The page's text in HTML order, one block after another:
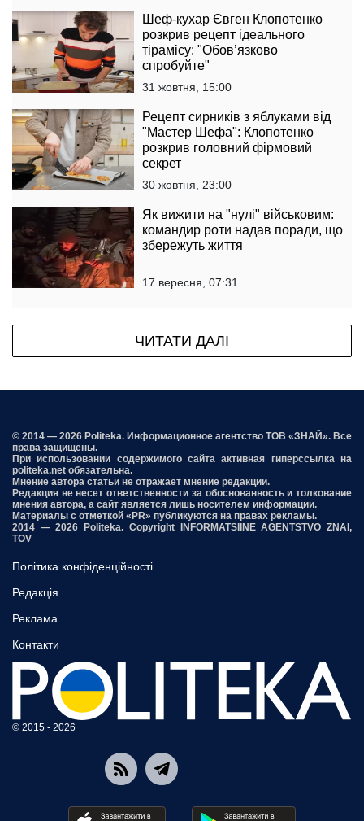
Шеф-кухар Євген Клопотенко
розкрив рецепт ідеального
тірамісу: "Обов’язково
спробуйте"
31 жовтня, 15:00
Рецепт сирників з яблуками від
"Мастер Шефа": Клопотенко
розкрив головний фірмовий
секрет
30 жовтня, 23:00
Як вижити на "нулі" військовим:
командир роти надав поради, що
збережуть життя
17 вересня, 07:31
ЧИТАТИ ДАЛІ
© 2014 — 2026 Politeka. Информационное агентство ТОВ «ЗНАЙ». Все
права защищены.
При использовании содержимого сайта активная гиперссылка на
politeka.net обязательна.
Мнение автора статьи не отражает мнение редакции.
Редакция не несет ответственности за обоснованность и толкование
мнения автора, а сайт является лишь носителем информации.
Материалы с отметкой «PR» публикуются на правах рекламы.
2014 — 2026 Politeka. Copyright INFORMATSIINE AGENTSTVO ZNAI,
TOV
Політика конфіденційності
Редакція
Реклама
Контакти
© 2015 - 2026